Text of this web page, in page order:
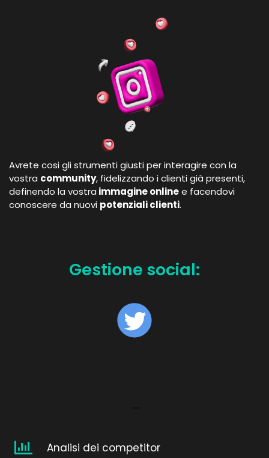
Avrete cosi gli strumenti giusti per interagire con la
vostra community, fidelizzando i clienti già presenti,
definendo la vostra immagine onlinee facendovi
conoscere da nuovi potenziali clienti.
Gestione social:
Analisi dei competitor